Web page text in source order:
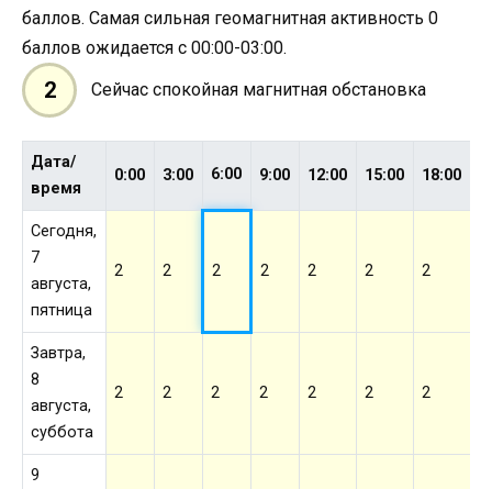
баллов. Самая сильная геомагнитная активность 0
баллов ожидается с 00:00-03:00.
2 Сейчас спокойная магнитная обстановка
Дата/
время
0:00 3:00 6:00 9:00 12:00 15:00 18:00
Сегодня,
7
августа,
пятница
2 2 2 2 2 2 2
Завтра,
8
августа,
суббота
2 2 2 2 2 2 2
9